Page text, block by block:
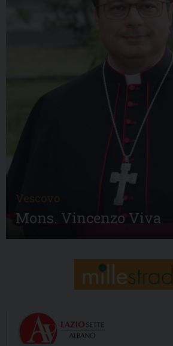
Vescovo
Mons. Vincenzo Viva